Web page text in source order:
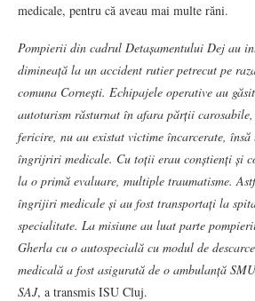
medicale, pentru că aveau mai multe răni.
Pompierii din cadrul Detașamentului Dej au
dimineață la un accident rutier petrecut pe
comuna Cornești. Echipajele operative au
autoturism răsturnat în afara părții
fericire, nu au existat victime încarcerate,
îngrijriri medicale. Cu toții erau conștienți și
la o primă evaluare, multiple traumatisme.
îngrijiri medicale și au fost transportați la
specialitate. La misiune au luat parte
Gherla cu o autospecială cu modul de
medicală a fost asigurată de o ambulanță
SAJ, a transmis ISU Cluj.